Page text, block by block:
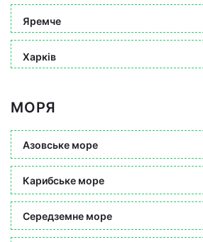
Яремче
Харків
МОРЯ
Азовське море
Карибське море
Середземне море